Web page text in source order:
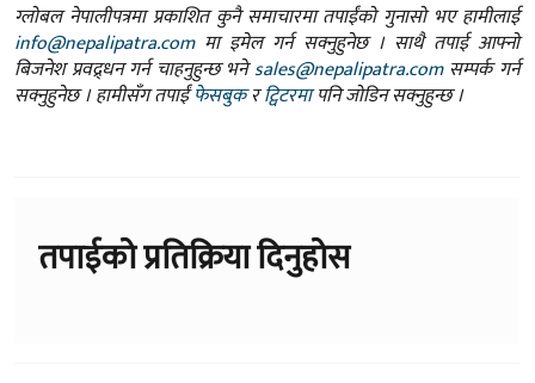
ग्लोबल नेपालीपत्रमा प्रकाशित कुनै समाचारमा तपाईंको गुनासो भए हामीलाई
info@nepalipatra.comमा इमेल गर्न सक्नुहुनेछ । साथै तपाई आफ्नो
बिजनेश प्रवद्र्धन गर्न चाहनुहुन्छ भनेsales@nepalipatra.comसम्पर्क गर्न
सक्नुहुनेछ । हामीसँग तपाईंफेसबुकरट्विटरमापनि जोडिन सक्नुहुन्छ ।
तपाईको प्रतिक्रिया दिनुहोस